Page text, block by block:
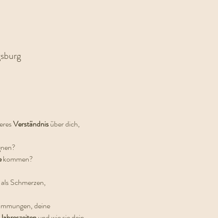
Verständnis über dich,
kommen?
Schmerzen,
deine